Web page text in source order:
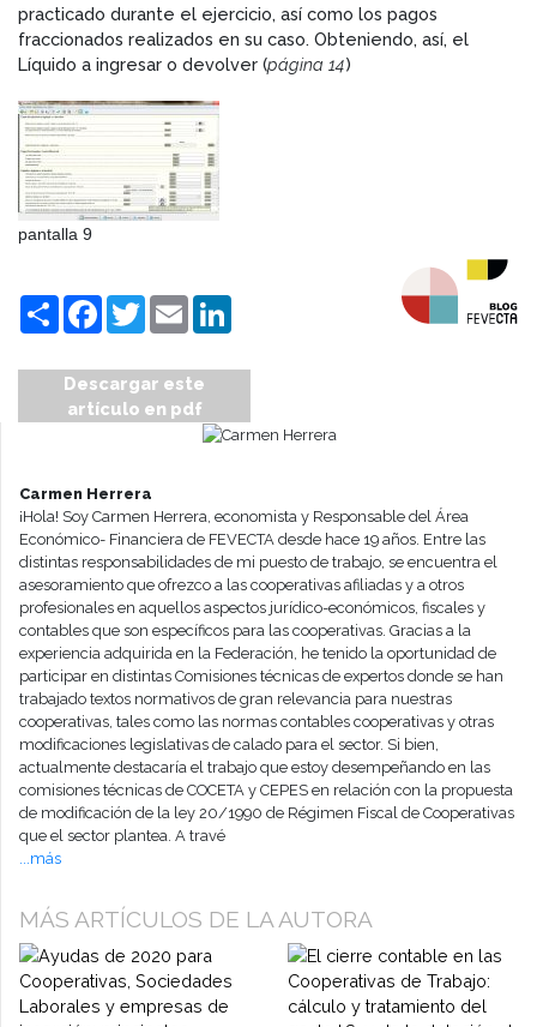
practicado durante el ejercicio, así como los pagos
fraccionados realizados en su caso. Obteniendo, así, el
Líquido a ingresar o devolver (página 14)
pantalla 9
CompartirFacebook
TwitterEmail
Descargar este
artículo en pdf
Carmen Herrera
¡Hola! Soy Carmen Herrera, economista y Responsable del Área
Económico- Financiera de FEVECTA desde hace 19 años. Entre las
distintas responsabilidades de mi puesto de trabajo, se encuentra el
asesoramiento que ofrezco a las cooperativas afiliadas y a otros
profesionales en aquellos aspectos jurídico-económicos, fiscales y
contables que son específicos para las cooperativas. Gracias a la
experiencia adquirida en la Federación, he tenido la oportunidad de
participar en distintas Comisiones técnicas de expertos donde se han
trabajado textos normativos de gran relevancia para nuestras
cooperativas, tales como las normas contables cooperativas y otras
modificaciones legislativas de calado para el sector. Si bien,
actualmente destacaría el trabajo que estoy desempeñando en las
comisiones técnicas de COCETA y CEPES en relación con la propuesta
de modificación de la ley 20/1990 de Régimen Fiscal de Cooperativas
que el sector plantea. A travé
...más
MÁS ARTÍCULOS DE LA AUTORA